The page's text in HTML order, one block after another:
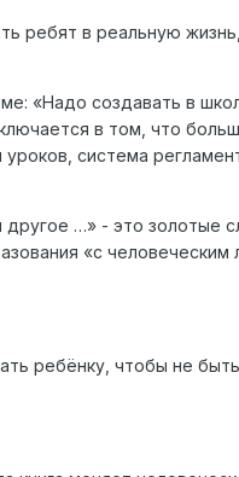
ребят в реальную
«Надо создавать в
в том, что
система
…» - это золотые
«с человеческим
ребёнку, чтобы не